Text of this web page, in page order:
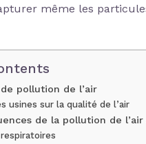
même les
pollution de l’air
usines sur la qualité de l’air
de la pollution de